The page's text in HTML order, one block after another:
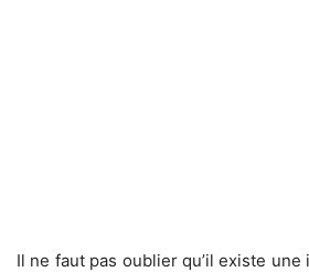
Il ne faut pas oublier qu’il existe